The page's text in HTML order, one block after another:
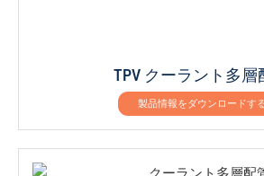
TPV クーラント多層
製品情報をダウンロードす